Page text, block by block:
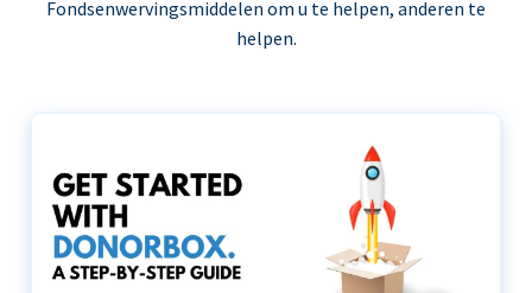
Fondsenwervingsmiddelen om u te helpen, anderen te
helpen.